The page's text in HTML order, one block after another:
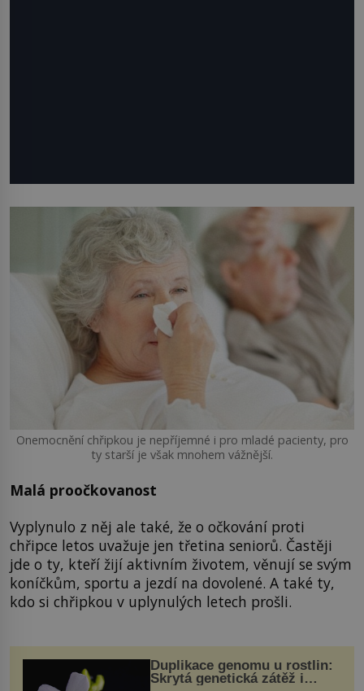
Onemocnění chřipkou je nepříjemné i pro mladé pacienty, pro
ty starší je však mnohem vážnější.
Malá proočkovanost
Vyplynulo z něj ale také, že o očkování proti
chřipce letos uvažuje jen třetina seniorů. Častěji
jde o ty, kteří žijí aktivním životem, věnují se svým
koníčkům, sportu a jezdí na dovolené. A také ty,
kdo si chřipkou v uplynulých letech prošli.
Duplikace genomu u rostlin:
Skrytá genetická zátěž i